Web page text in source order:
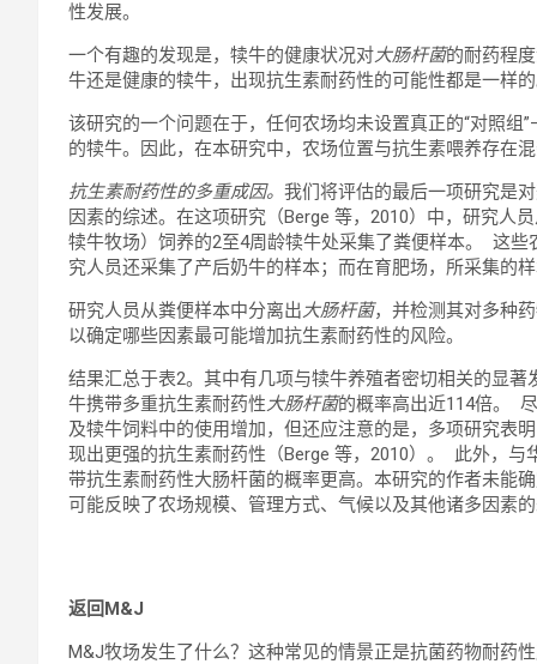
性发展。
一个有趣的发现是，犊牛的健康状况对大肠杆菌的耐药程
牛还是健康的犊牛，出现抗生素耐药性的可能性都是一样的
该研究的一个问题在于，任何农场均未设置真正的“对照
的犊牛。因此，在本研究中，农场位置与抗生素喂养存在混
抗生素耐药性的多重成因。 我们将评估的最后一项研究是
因素的综述。在这项研究（Berge 等，2010）中，研究人
犊牛牧场）饲养的2至4周龄犊牛处采集了粪便样本。 这
究人员还采集了产后奶牛的样本；而在育肥场，所采集的
研究人员从粪便样本中分离出大肠杆菌，并检测其对多种
以确定哪些因素最可能增加抗生素耐药性的风险。
结果汇总于表2。其中有几项与犊牛养殖者密切相关的显
牛携带多重抗生素耐药性大肠杆菌的概率高出近114倍。
及犊牛饲料中的使用增加，但还应注意的是，多项研究表
现出更强的抗生素耐药性（Berge 等，2010）。 此外，
带抗生素耐药性大肠杆菌的概率更高。本研究的作者未能
可能反映了农场规模、管理方式、气候以及其他诸多因素的
返回M&J
M&J牧场发生了什么？这种常见的情景正是抗菌药物耐药